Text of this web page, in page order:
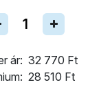
ár: 32 770 Ft
28 510 Ft